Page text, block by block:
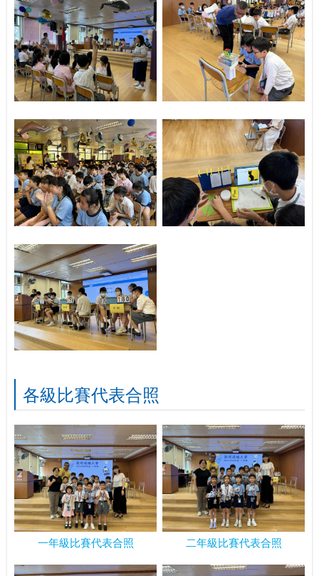
各級比賽代表合照
一年級比賽代表合照 二年級比賽代表合照